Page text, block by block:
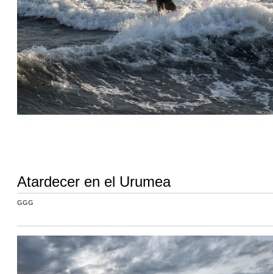
Atardecer en el Urumea
GGG